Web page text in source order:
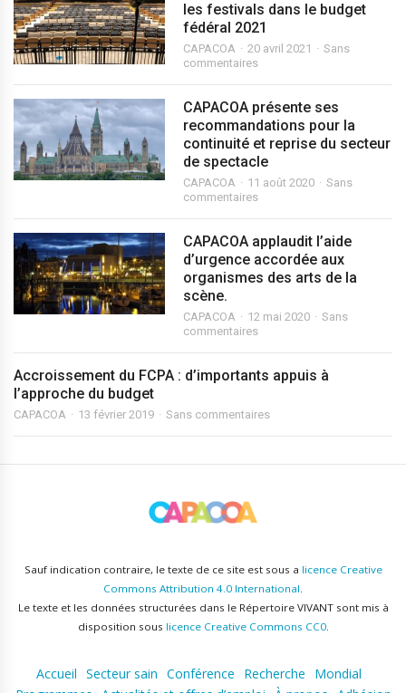
les festivals dans le budget
fédéral 2021
CAPACOA 20 avril 2021
Sans
commentaires
CAPACOA présente ses
recommandations pour la
continuité et reprise du secteur
de spectacle
CAPACOA 11 août 2020
Sans
commentaires
CAPACOA applaudit l’aide
d’urgence accordée aux
organismes des arts de la
scène.
CAPACOA 12 mai 2020
Sans
commentaires
Accroissement du FCPA : d’importants appuis à
l’approche du budget
CAPACOA 13 février 2019 Sans commentaires
Sauf indication contraire, le texte de ce site est sous a licence Creative
Commons Attribution 4.0 International.
Le texte et les données structurées dans le Répertoire VIVANT sont mis à
disposition sous licence Creative Commons CC0.
Accueil Secteur sain Conférence Recherche
Mondial